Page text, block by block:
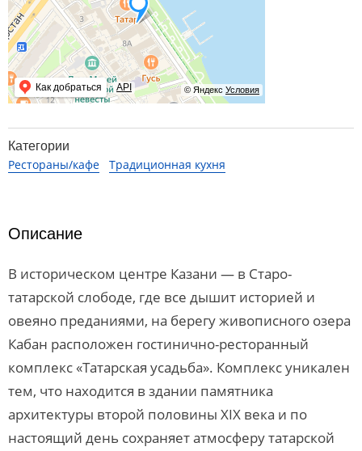
© Яндекс Условия
Как добраться API
Категории
Рестораны/кафе Традиционная кухня
Описание
В историческом центре Казани — в Старо-
татарской слободе, где все дышит историей и
овеяно преданиями, на берегу живописного озера
Кабан расположен гостинично-ресторанный
комплекс «Татарская усадьба». Комплекс уникален
тем, что находится в здании памятника
архитектуры второй половины XIX века и по
настоящий день сохраняет атмосферу татарской